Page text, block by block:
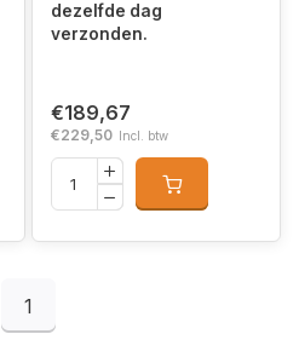
dezelfde dag
verzonden.
€189,67
€229,50 Incl. btw
1